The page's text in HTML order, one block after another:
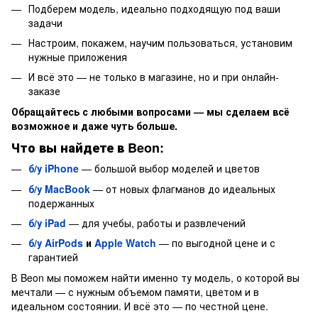
Подберем модель, идеально подходящую под ваши
задачи
Настроим, покажем, научим пользоваться, установим
нужные приложения
И всё это — не только в магазине, но и при онлайн-
заказе
Обращайтесь с любыми вопросами — мы сделаем всё
возможное и даже чуть больше.
Что вы найдете в Beon:
б/у iPhone — большой выбор моделей и цветов
б/у MacBook — от новых флагманов до идеальных
подержанных
б/у iPad — для учебы, работы и развлечений
б/у AirPods и Apple Watch — по выгодной цене и с
гарантией
В Beon мы поможем найти именно ту модель, о которой вы
мечтали — с нужным объемом памяти, цветом и в
идеальном состоянии. И всё это — по честной цене.